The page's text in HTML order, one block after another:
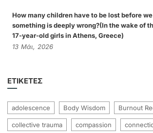
How many children have to be lost before
something is deeply wrong?(In the wake of
17-year-old girls in Athens, Greece)
13 Μάι, 2026
ΕΤΙΚΈΤΕΣ
adolescence Body Wisdom Burnout
collective trauma compassion